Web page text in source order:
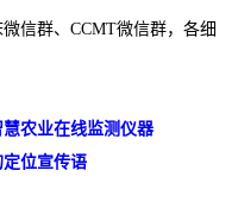
信群、CCMT微信群，各细
农业在线监测仪器
位宣传语